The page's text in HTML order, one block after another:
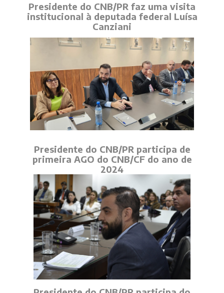
Presidente do CNB/PR faz uma visita
institucional à deputada federal Luísa
Canziani
Presidente do CNB/PR participa de
primeira AGO do CNB/CF do ano de
2024